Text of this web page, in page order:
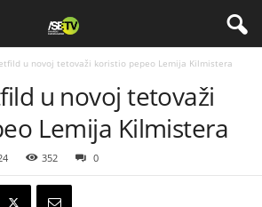
u novoj tetovaži koristio pepeo Lemija Kilmistera
u novoj tetovaži
Lemija Kilmistera
352 0